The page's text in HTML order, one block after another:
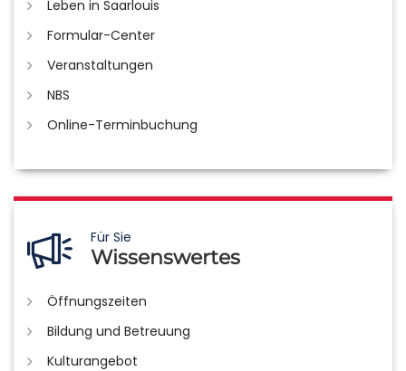
Leben in Saarlouis
Formular-Center
Veranstaltungen
NBS
Online-Terminbuchung
Für Sie
Wissenswertes
Öffnungszeiten
Bildung und Betreuung
Kulturangebot